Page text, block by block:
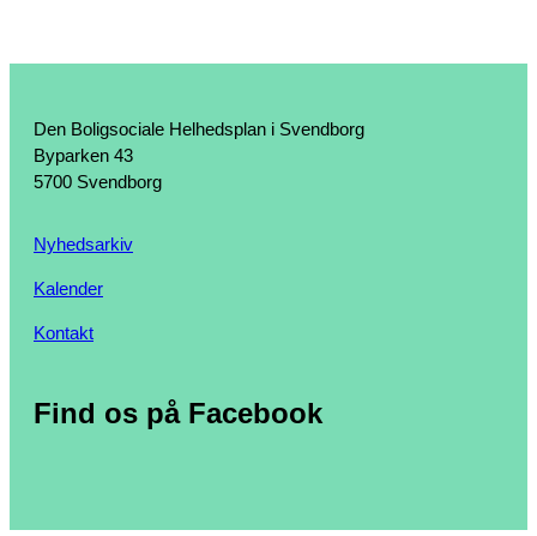
Den Boligsociale Helhedsplan i Svendborg
Byparken 43
5700 Svendborg
Nyhedsarkiv
Kalender
Kontakt
Find os på Facebook